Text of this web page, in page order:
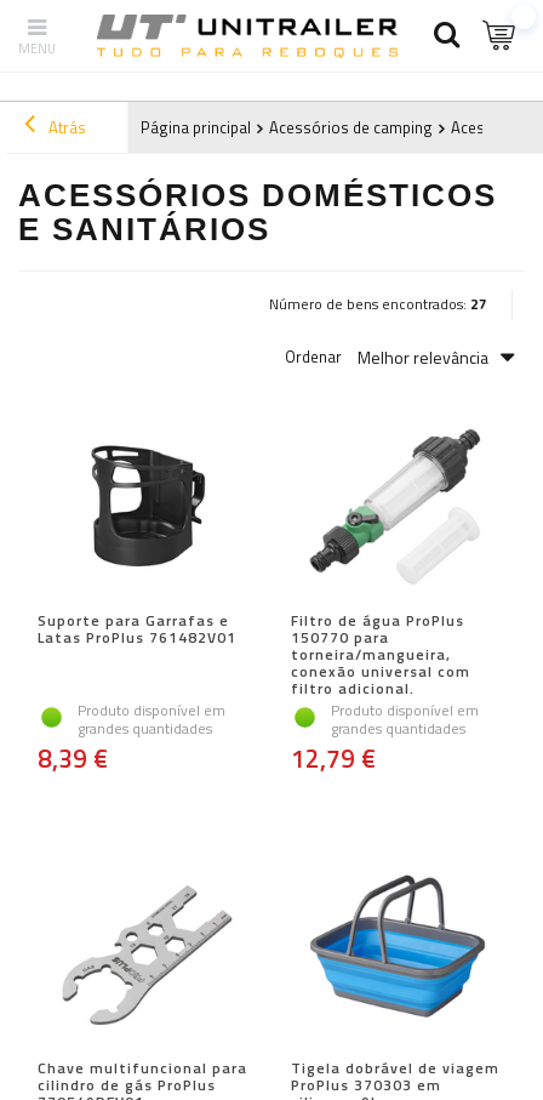
Atrás Página principal Acessórios de camping Acessórios
ACESSÓRIOS DOMÉSTICOS
E SANITÁRIOS
Número de bens encontrados: 27
Ordenar Melhor relevância
Suporte para Garrafas e
Latas ProPlus 761482V01
Produto disponível em
grandes quantidades
8,39 €
Filtro de água ProPlus
150770 para
torneira/mangueira,
conexão universal com
filtro adicional.
Produto disponível em
grandes quantidades
12,79 €
Chave multifuncional para
cilindro de gás ProPlus
Tigela dobrável de viagem
ProPlus 370303 em